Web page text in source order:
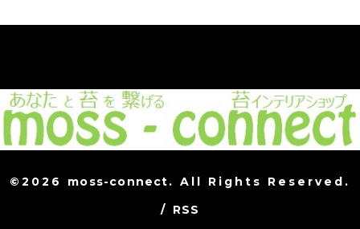
©2026 moss-connect. All Rights Reserved.
/ RSS